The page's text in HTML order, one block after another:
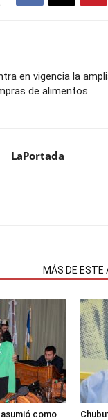
en vigencia la
de alimentos
LaPortada
MÁS DE ESTE
como